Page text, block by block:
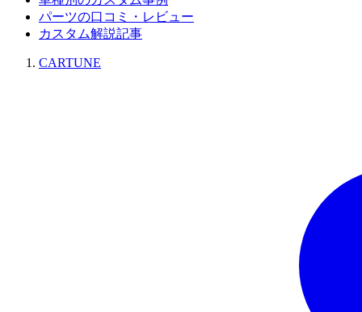
パーツの口コミ・レビュー
カスタム解説記事
CARTUNE